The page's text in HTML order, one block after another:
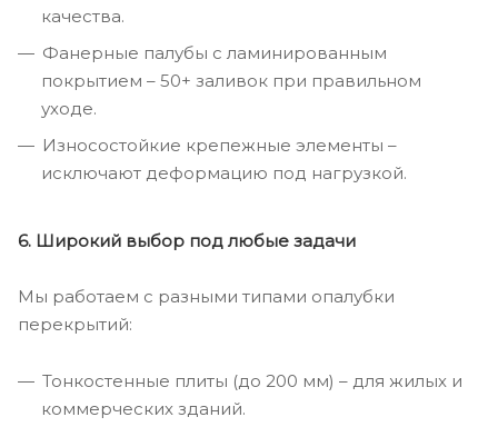
качества.
Фанерные палубы с ламинированным
покрытием – 50+ заливок при правильном
уходе.
Износостойкие крепежные элементы –
исключают деформацию под нагрузкой.
6. Широкий выбор под любые задачи
Мы работаем с разными типами опалубки
перекрытий:
Тонкостенные плиты (до 200 мм) – для жилых и
коммерческих зданий.